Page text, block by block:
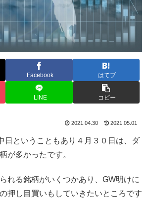
Facebook はてブ
LINE コピー
2021.04.30 2021.05.01
日ということもあり４月３０日は、ダ
が多かったです。
れる銘柄がいくつかあり、GW明けに
押し目買いもしていきたいところです